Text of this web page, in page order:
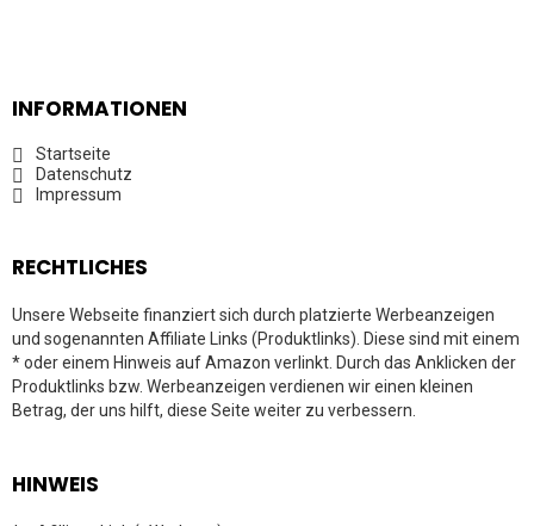
INFORMATIONEN
Startseite
Datenschutz
Impressum
RECHTLICHES
Unsere Webseite finanziert sich durch platzierte Werbeanzeigen
und sogenannten Affiliate Links (Produktlinks). Diese sind mit einem
* oder einem Hinweis auf Amazon verlinkt. Durch das Anklicken der
Produktlinks bzw. Werbeanzeigen verdienen wir einen kleinen
Betrag, der uns hilft, diese Seite weiter zu verbessern.
HINWEIS